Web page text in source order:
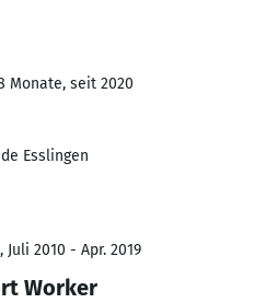
Monate, seit 2020
Esslingen
2010 - Apr. 2019
Worker